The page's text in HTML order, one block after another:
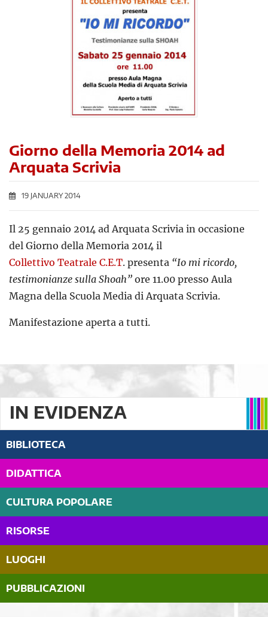
Giorno della Memoria 2014 ad
Arquata Scrivia
19 JANUARY 2014
Il 25 gennaio 2014 ad Arquata Scrivia in occasione
del Giorno della Memoria 2014 il
Collettivo Teatrale C.E.T. presenta “Io mi ricordo,
testimonianze sulla Shoah” ore 11.00 presso Aula
Magna della Scuola Media di Arquata Scrivia.
Manifestazione aperta a tutti.
IN EVIDENZA
BIBLIOTECA
DIDATTICA
CULTURA POPOLARE
RISORSE
LUOGHI
PUBBLICAZIONI